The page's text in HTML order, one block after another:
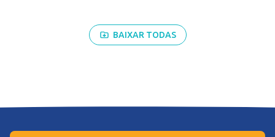
BAIXAR TODAS